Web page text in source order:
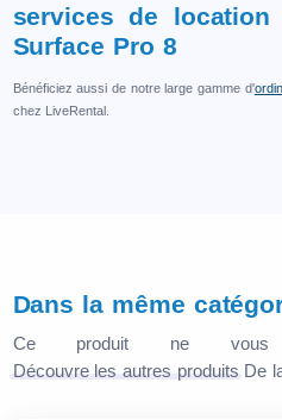
services de
Surface Pro 8
Bénéficiez aussi de notre large gamme d'
chez LiveRental.
Dans la même
Ce produit ne vous
Découvre les autres produits De